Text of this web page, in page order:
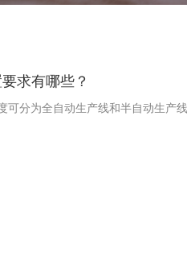
求有哪些？
可分为全自动生产线和半自动生产